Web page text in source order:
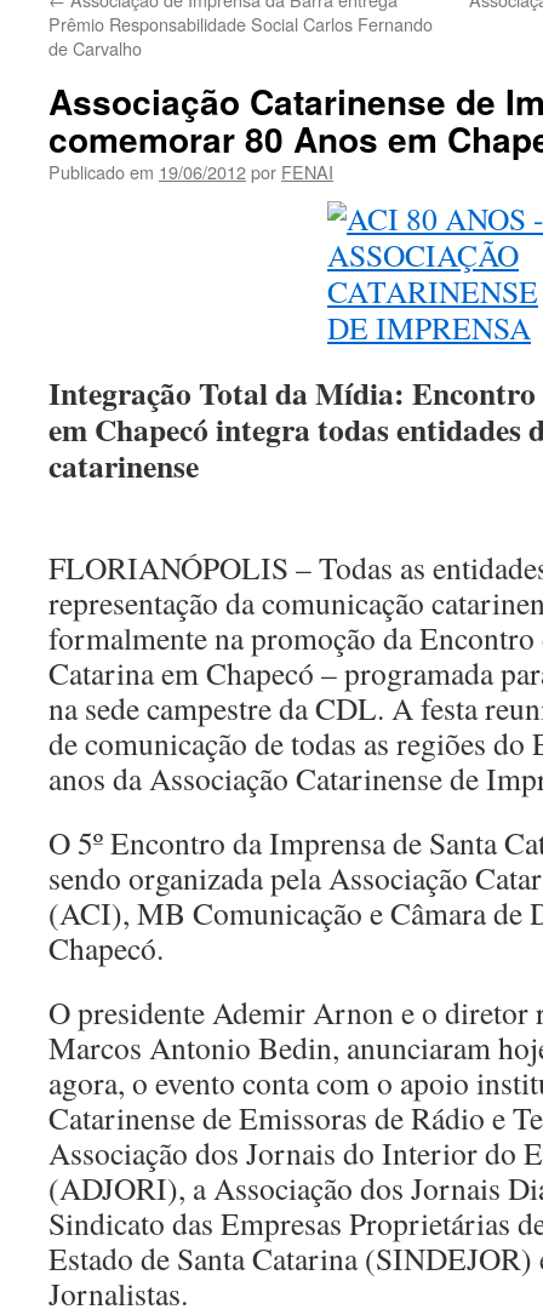
Prêmio Responsabilidade Social Carlos Fernando
de Carvalho
Associação Catarinense de
comemorar 80 Anos em
Publicado em 19/06/2012por FENAI
Integração Total da Mídia: Encontro
em Chapecó integra todas entidades
catarinense
FLORIANÓPOLIS – Todas as
representação da comunicação
formalmente na promoção da Encontro
Catarina em Chapecó – programada
na sede campestre da CDL. A festa
de comunicação de todas as regiões do
anos da Associação Catarinense de
O 5º Encontro da Imprensa de Santa
sendo organizada pela Associação
(ACI), MB Comunicação e Câmara de
Chapecó.
O presidente Ademir Arnon e o diretor
Marcos Antonio Bedin, anunciaram
agora, o evento conta com o apoio
Catarinense de Emissoras de Rádio e
Associação dos Jornais do Interior do
(ADJORI), a Associação dos Jornais
Sindicato das Empresas Proprietárias
Estado de Santa Catarina
Jornalistas.